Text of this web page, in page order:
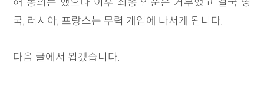
국, 러시아, 프랑스는 무력 개입에 나서게 됩니다.
다음 글에서 뵙겠습니다.